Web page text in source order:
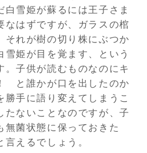
白雪姫が蘇るには王子さま
なはずですが、ガラスの棺
それが樹の切り株にぶつか
雪姫が目を覚ます、という
。子供が読むものなのにキ
と誰かが口を出したのか
勝手に語り変えてしまうこ
たないことなのですが、子
無菌状態に保っておきた
えるでしょう。